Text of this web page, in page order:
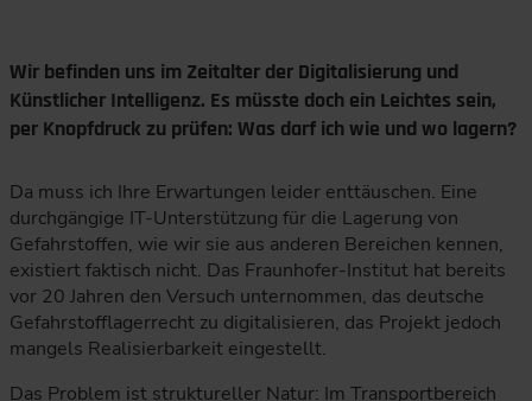
Wir befinden uns im Zeitalter der Digitalisierung und
Künstlicher Intelligenz. Es müsste doch ein Leichtes sein,
per Knopfdruck zu prüfen: Was darf ich wie und wo lagern?
Da muss ich Ihre Erwartungen leider enttäuschen. Eine
durchgängige IT-Unterstützung für die Lagerung von
Gefahrstoffen, wie wir sie aus anderen Bereichen kennen,
existiert faktisch nicht. Das Fraunhofer-Institut hat bereits
vor 20 Jahren den Versuch unternommen, das deutsche
Gefahrstofflagerrecht zu digitalisieren, das Projekt jedoch
mangels Realisierbarkeit eingestellt.
Das Problem ist struktureller Natur: Im Transportbereich